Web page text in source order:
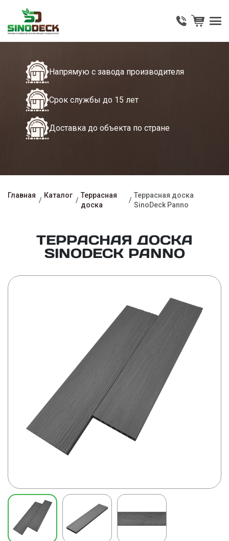
Напрямую с завода производителя
Срок службы до 15 лет
Доставка до объекта по стране
Главная Каталог
Террасная
доска
Террасная доска
SinoDeck Panno
ТЕРРАСНАЯ ДОСКА
SINODECK PANNO